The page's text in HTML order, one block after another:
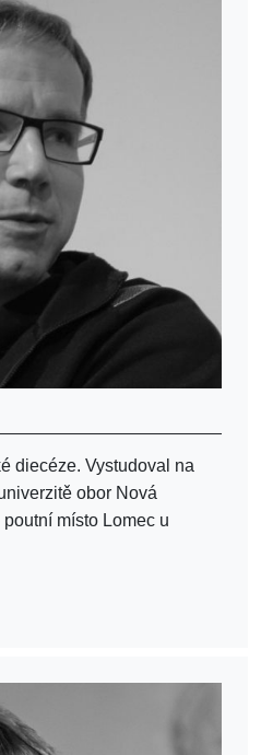
diecéze. Vystudoval na
obor Nová
místo Lomec u